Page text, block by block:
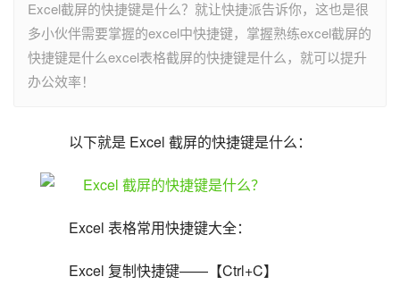
Excel截屏的快捷键是什么？就让快捷派告诉你，这也是很
多小伙伴需要掌握的excel中快捷键，掌握熟练excel截屏的
快捷键是什么excel表格截屏的快捷键是什么，就可以提升
办公效率！
以下就是 Excel 截屏的快捷键是什么：
Excel 表格常用快捷键大全：
Excel 复制快捷键——【Ctrl+C】